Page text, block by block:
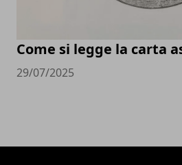
Come si legge la carta
29/07/2025